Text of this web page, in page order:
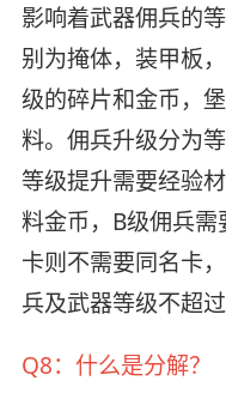
影响着武器佣兵的
别为掩体，装甲板
级的碎片和金币，
料。佣兵升级分为
等级提升需要经验
料金币，B级佣兵
卡则不需要同名卡
兵及武器等级不超
Q8：什么是分解？